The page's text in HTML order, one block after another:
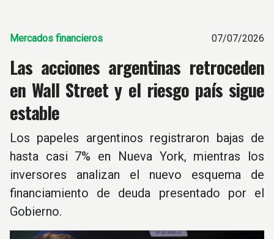
Mercados financieros 07/07/2026
Las acciones argentinas retroceden
en Wall Street y el riesgo país sigue
estable
Los papeles argentinos registraron bajas de
hasta casi 7% en Nueva York, mientras los
inversores analizan el nuevo esquema de
financiamiento de deuda presentado por el
Gobierno.